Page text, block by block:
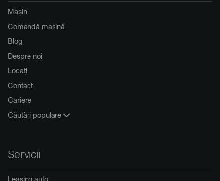
Mașini
Comandă mașină
Blog
Despre noi
Locații
Contact
Cariere
Căutări populare
Servicii
Leasing auto